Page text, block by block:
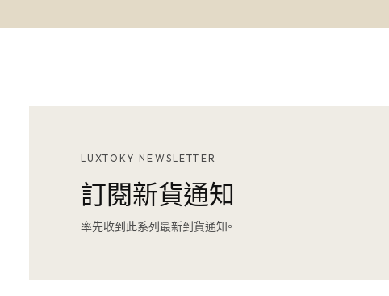
LUXTOKY NEWSLETTER
訂閱新貨通知
率先收到此系列最新到貨通知。